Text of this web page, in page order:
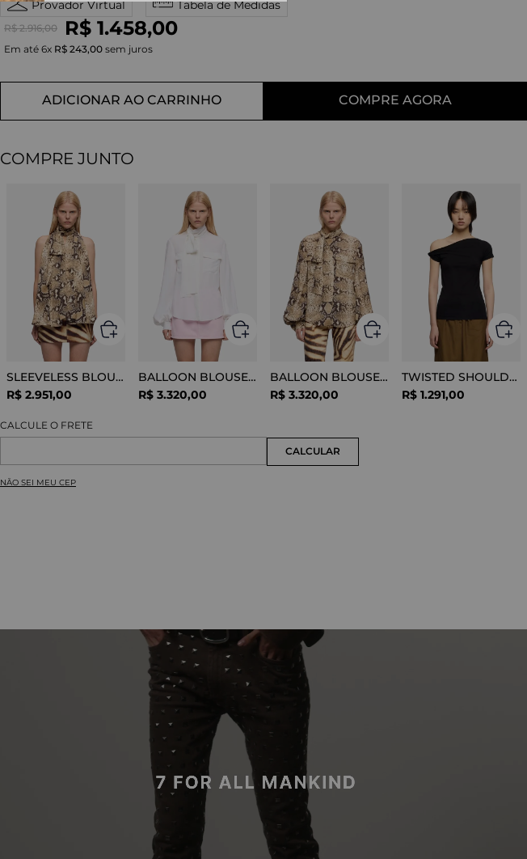
Provador Virtual Tabela de Medidas
R$ 2.916,00 R$ 1.458,00
Em até 6x R$ 243,00 sem juros
ADICIONAR AO CARRINHO COMPRE AGORA
COMPRE JUNTO
SLEEVELESS BLOUSE VISCOSE SNAKE
R$ 2.951,00
BALLOON BLOUSE SILK OPTICAL WHITE
R$ 3.320,00
BALLOON BLOUSE VISCOSE SNAKE
R$ 3.320,00
TWISTED SHOULDER TEE LYOCELL BLACK
R$ 1.291,00
NÃO SEI MEU CEP